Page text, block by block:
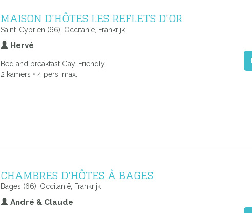
MAISON D'HÔTES LES REFLETS D'OR
Saint-Cyprien (66), Occitanië, Frankrijk
Hervé
Bed and breakfast Gay-Friendly
2 kamers • 4 pers. max.
CHAMBRES D'HÔTES À BAGES
Bages (66), Occitanië, Frankrijk
André & Claude